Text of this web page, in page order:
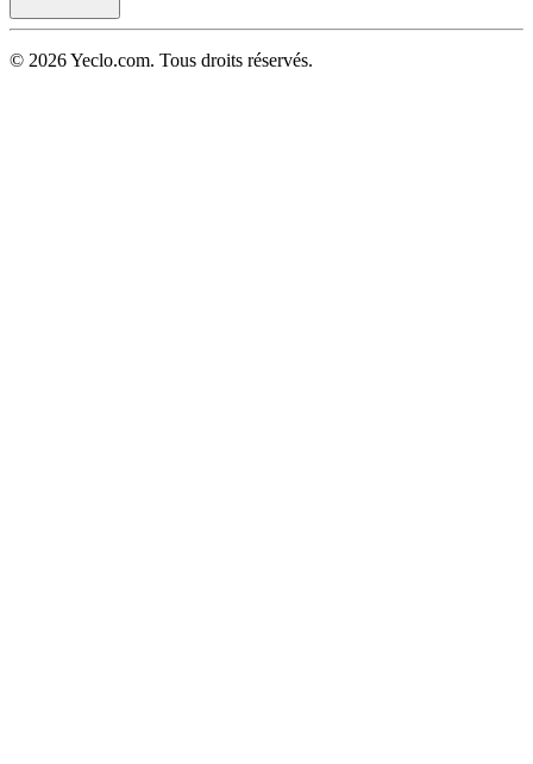
© 2026 Yeclo.com. Tous droits réservés.